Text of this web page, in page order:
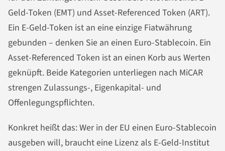
Geld-Token (EMT) und Asset-Referenced Token (ART).
Ein E-Geld-Token ist an eine einzige Fiatwährung
gebunden – denken Sie an einen Euro-Stablecoin. Ein
Asset-Referenced Token ist an einen Korb aus Werten
geknüpft. Beide Kategorien unterliegen nach MiCAR
strengen Zulassungs-, Eigenkapital- und
Offenlegungspflichten.
Konkret heißt das: Wer in der EU einen Euro-Stablecoin
ausgeben will, braucht eine Lizenz als E-Geld-Institut